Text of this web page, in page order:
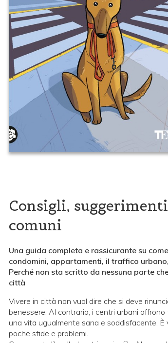
Consigli,
comuni
Una guida completa e rassicurante su
condomini, appartamenti, il traffico
Perché non sta scritto da nessuna parte
città
Vivere in città non vuol dire che si deve
benessere. Al contrario, i centri urbani
una vita ugualmente sana e soddisfacente.
poche sfide e problemi.